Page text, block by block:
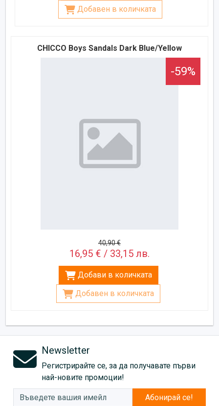
Добавен в количката
CHICCO Boys Sandals Dark Blue/Yellow
-59%
40,90 €
16,95 € / 33,15 лв.
Добави в количката
Добавен в количката
Newsletter
Регистрирайте се, за да получавате първи
най-новите промоции!
Абонирай се!